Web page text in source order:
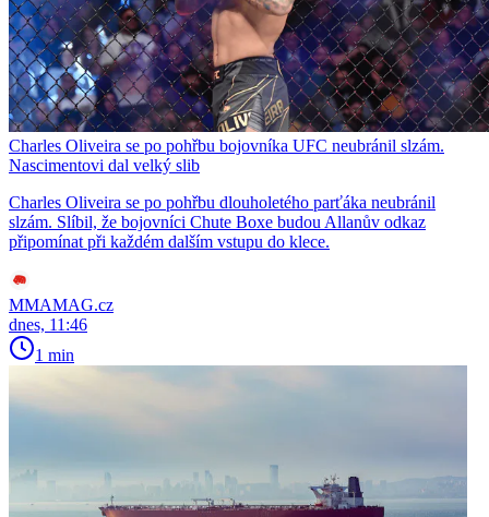
Charles Oliveira se po pohřbu bojovníka UFC neubránil slzám.
Nascimentovi dal velký slib
Charles Oliveira se po pohřbu dlouholetého parťáka neubránil
slzám. Slíbil, že bojovníci Chute Boxe budou Allanův odkaz
připomínat při každém dalším vstupu do klece.
MMAMAG.cz
dnes, 11:46
1 min